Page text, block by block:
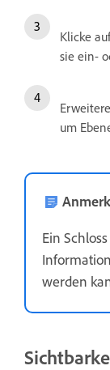
Klicke
sie ein-
um
Ein
werden